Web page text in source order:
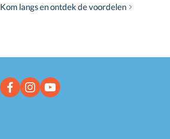
Kom langs en ontdek de voordelen